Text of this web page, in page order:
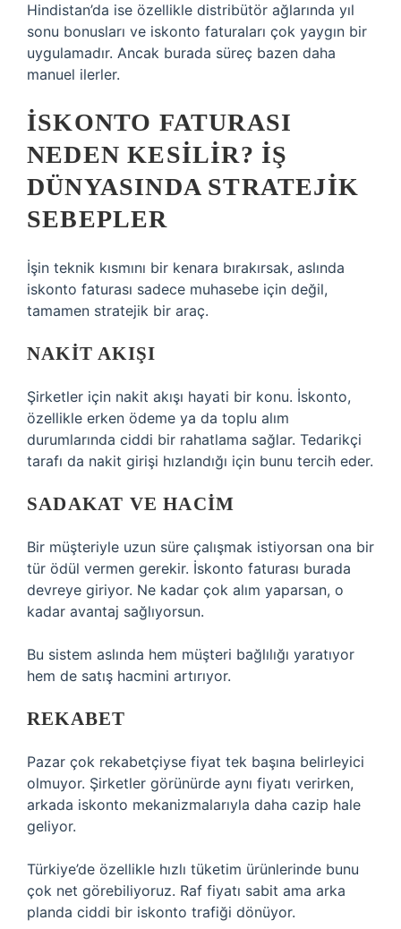
Hindistan’da ise özellikle distribütör ağlarında yıl
sonu bonusları ve iskonto faturaları çok yaygın bir
uygulamadır. Ancak burada süreç bazen daha
manuel ilerler.
İSKONTO FATURASI
NEDEN KESILIR? İŞ
DÜNYASINDA STRATEJIK
SEBEPLER
İşin teknik kısmını bir kenara bırakırsak, aslında
iskonto faturası sadece muhasebe için değil,
tamamen stratejik bir araç.
NAKIT AKIŞI
Şirketler için nakit akışı hayati bir konu. İskonto,
özellikle erken ödeme ya da toplu alım
durumlarında ciddi bir rahatlama sağlar. Tedarikçi
tarafı da nakit girişi hızlandığı için bunu tercih eder.
SADAKAT VE HACIM
Bir müşteriyle uzun süre çalışmak istiyorsan ona bir
tür ödül vermen gerekir. İskonto faturası burada
devreye giriyor. Ne kadar çok alım yaparsan, o
kadar avantaj sağlıyorsun.
Bu sistem aslında hem müşteri bağlılığı yaratıyor
hem de satış hacmini artırıyor.
REKABET
Pazar çok rekabetçiyse fiyat tek başına belirleyici
olmuyor. Şirketler görünürde aynı fiyatı verirken,
arkada iskonto mekanizmalarıyla daha cazip hale
geliyor.
Türkiye’de özellikle hızlı tüketim ürünlerinde bunu
çok net görebiliyoruz. Raf fiyatı sabit ama arka
planda ciddi bir iskonto trafiği dönüyor.